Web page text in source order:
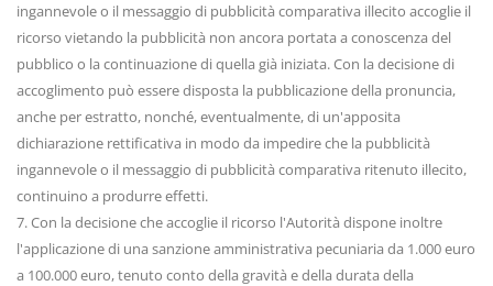
ingannevole o il messaggio di pubblicità comparativa illecito accoglie il
ricorso vietando la pubblicità non ancora portata a conoscenza del
pubblico o la continuazione di quella già iniziata. Con la decisione di
accoglimento può essere disposta la pubblicazione della pronuncia,
anche per estratto, nonché, eventualmente, di un'apposita
dichiarazione rettificativa in modo da impedire che la pubblicità
ingannevole o il messaggio di pubblicità comparativa ritenuto illecito,
continuino a produrre effetti.
7. Con la decisione che accoglie il ricorso l'Autorità dispone inoltre
l'applicazione di una sanzione amministrativa pecuniaria da 1.000 euro
a 100.000 euro, tenuto conto della gravità e della durata della